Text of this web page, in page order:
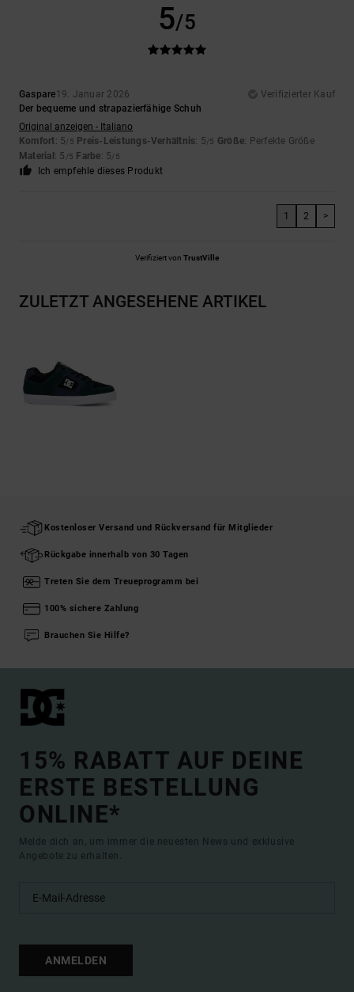
5/5
Gaspare19. Januar 2026
Verifizierter Kauf
Der bequeme und strapazierfähige Schuh
Original anzeigen - Italiano
Komfort: 5/5 Preis-Leistungs-Verhältnis: 5/5 Größe: Perfekte Größe
Material : 5 /5 Farbe: 5/5
Ich empfehle dieses Produkt
1 2 >
Verifiziert von TrustVille
ZULETZT ANGESEHENE ARTIKEL
Kostenloser Versand und Rückversand für Mitglieder
Rückgabe innerhalb von 30 Tagen
Treten Sie dem Treueprogramm bei
100% sichere Zahlung
Brauchen Sie Hilfe?
15% RABATT AUF DEINE
ERSTE BESTELLUNG
ONLINE*
Melde dich an, um immer die neuesten News und exklusive
Angebote zu erhalten.
ANMELDEN